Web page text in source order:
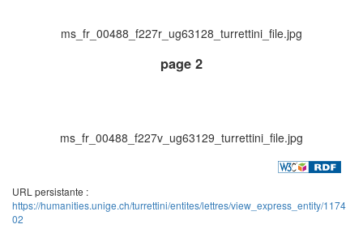
ms_fr_00488_f227r_ug63128_turrettini_file.jpg
page 2
ms_fr_00488_f227v_ug63129_turrettini_file.jpg
URL persistante :
https://humanities.unige.ch/turrettini/entites/lettres/view_express_entity/1174
02